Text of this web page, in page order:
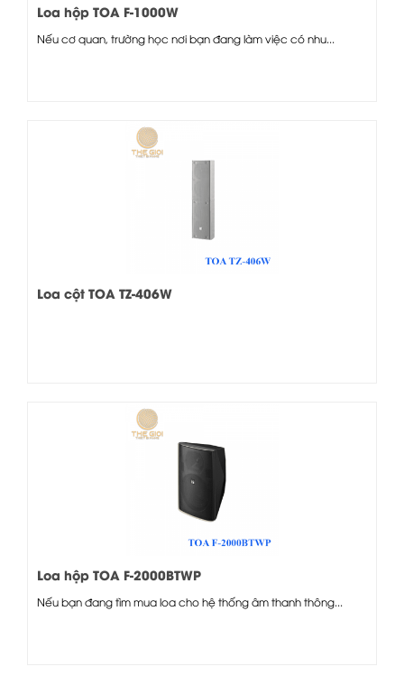
Loa hộp TOA F-1000W
Nếu cơ quan, trường học nơi bạn đang làm việc có nhu...
Loa cột TOA TZ-406W
Loa hộp TOA F-2000BTWP
Nếu bạn đang tìm mua loa cho hệ thống âm thanh thông...